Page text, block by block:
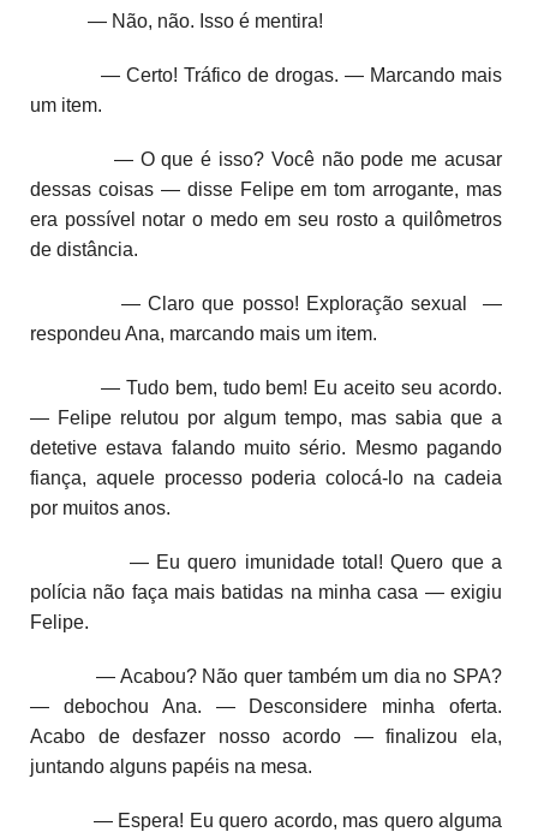
— Não, não. Isso é mentira!
— Certo! Tráfico de drogas. — Marcando mais
um item.
— O que é isso? Você não pode me acusar
dessas coisas — disse Felipe em tom arrogante, mas
era possível notar o medo em seu rosto a quilômetros
de distância.
— Claro que posso! Exploração sexual —
respondeu Ana, marcando mais um item.
— Tudo bem, tudo bem! Eu aceito seu acordo.
— Felipe relutou por algum tempo, mas sabia que a
detetive estava falando muito sério. Mesmo pagando
fiança, aquele processo poderia colocá-lo na cadeia
por muitos anos.
— Eu quero imunidade total! Quero que a
polícia não faça mais batidas na minha casa — exigiu
Felipe.
— Acabou? Não quer também um dia no SPA?
— debochou Ana. — Desconsidere minha oferta.
Acabo de desfazer nosso acordo ­— finalizou ela,
juntando alguns papéis na mesa.
— Espera! Eu quero acordo, mas quero alguma